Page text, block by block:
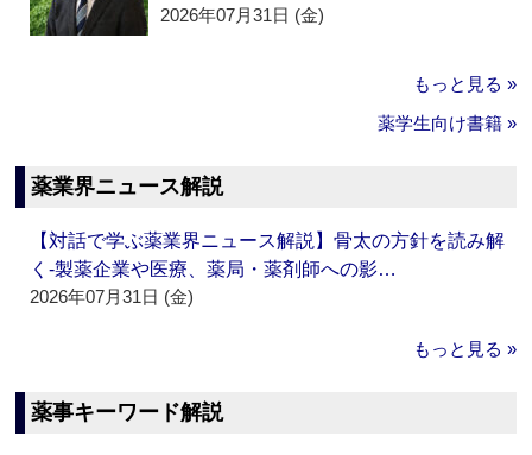
2026年07月31日 (金)
もっと見る »
薬学生向け書籍 »
薬業界ニュース解説
【対話で学ぶ薬業界ニュース解説】骨太の方針を読み解
く‐製薬企業や医療、薬局・薬剤師への影…
2026年07月31日 (金)
もっと見る »
薬事キーワード解説